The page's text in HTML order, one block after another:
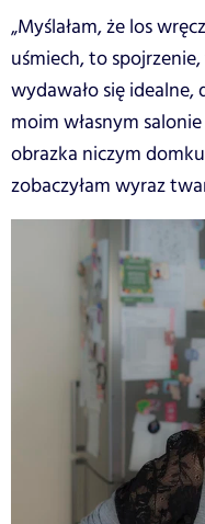
„Myślałam, że los
uśmiech, to
wydawało się
moim własnym
obrazka niczym
zobaczyłam wyraz